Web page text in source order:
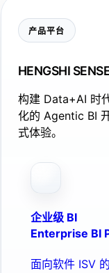
产品平台
HENGSHI
构建 Data+AI 时
化的 Agentic BI
式体验。
企业级 BI
Enterprise BI
面向软件 ISV